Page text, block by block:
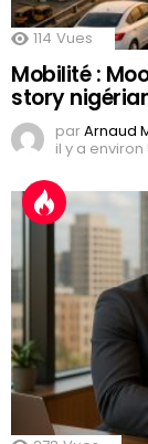
114 Vues
Mobilité :
story
parArnaud
il y a environ